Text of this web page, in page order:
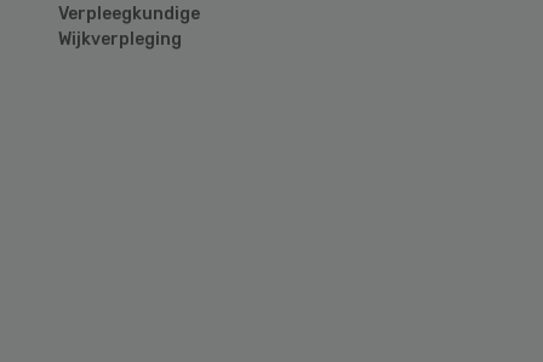
Verpleegkundige
Wijkverpleging